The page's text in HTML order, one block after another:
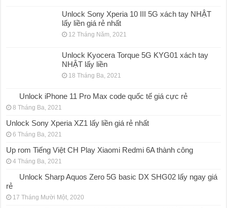
Unlock Sony Xperia 10 III 5G xách tay NHẬT
lấy liền giá rẻ nhất
12 Tháng Năm, 2021
Unlock Kyocera Torque 5G KYG01 xách tay
NHẬT lấy liền
18 Tháng Ba, 2021
Unlock iPhone 11 Pro Max code quốc tế giá cực rẻ
8 Tháng Ba, 2021
Unlock Sony Xperia XZ1 lấy liền giá rẻ nhất
6 Tháng Ba, 2021
Up rom Tiếng Việt CH Play Xiaomi Redmi 6A thành công
4 Tháng Ba, 2021
Unlock Sharp Aquos Zero 5G basic DX SHG02 lấy ngay giá
rẻ
17 Tháng Mười Một, 2020